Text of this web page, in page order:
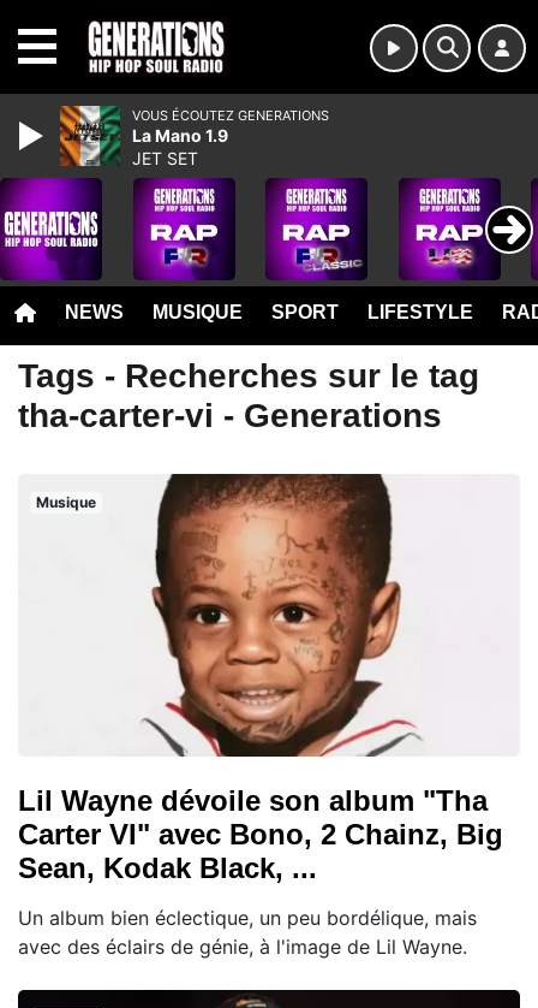
NEWS MUSIQUE SPORT LIFESTYLE
Tags - Recherches sur le tag
tha-carter-vi - Generations
Musique
Lil Wayne dévoile son album "Tha
Carter VI" avec Bono, 2 Chainz, Big
Sean, Kodak Black, ...
Un album bien éclectique, un peu bordélique, mais
avec des éclairs de génie, à l'image de Lil Wayne.
VOUS ÉCOUTEZ GENERATIONS
La Mano 1.9
JET SET